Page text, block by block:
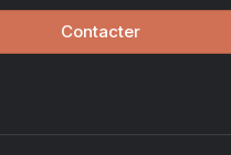
Contacter